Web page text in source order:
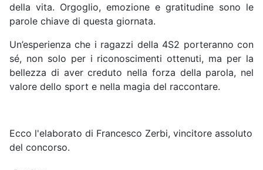
della vita. Orgoglio, emozione e gratitudine sono le
parole chiave di questa giornata.
Un’esperienza che i ragazzi della 4S2 porteranno con
sé, non solo per i riconoscimenti ottenuti, ma per la
bellezza di aver creduto nella forza della parola, nel
valore dello sport e nella magia del raccontare.
Ecco l'elaborato di Francesco Zerbi, vincitore assoluto
del concorso.